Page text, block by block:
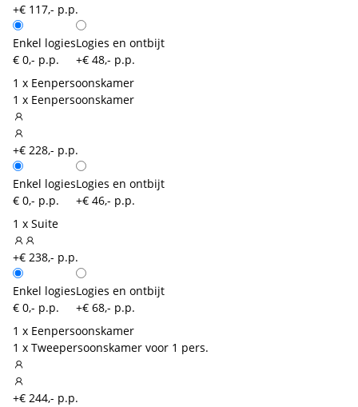
+€ 117,- p.p.
Enkel logies
€ 0,- p.p.
Logies en ontbijt
+€ 48,- p.p.
1 x Eenpersoonskamer
1 x Eenpersoonskamer
+€ 228,- p.p.
Enkel logies
€ 0,- p.p.
Logies en ontbijt
+€ 46,- p.p.
1 x Suite
+€ 238,- p.p.
Enkel logies
€ 0,- p.p.
Logies en ontbijt
+€ 68,- p.p.
1 x Eenpersoonskamer
1 x Tweepersoonskamer voor 1 pers.
+€ 244,- p.p.